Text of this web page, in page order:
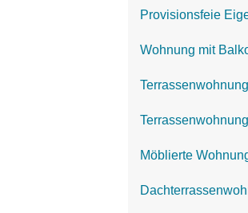
Provisionsfeie
Wohnung mit
Möblierte